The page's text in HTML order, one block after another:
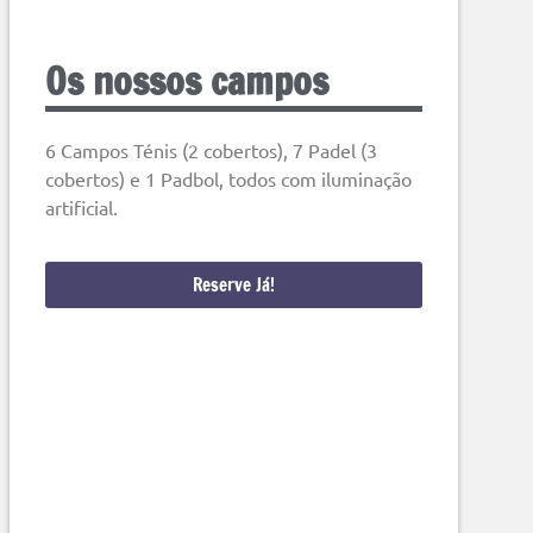
Os nossos campos
6 Campos Ténis (2 cobertos), 7 Padel (3
cobertos) e 1 Padbol, todos com iluminação
artificial.
Reserve Já!